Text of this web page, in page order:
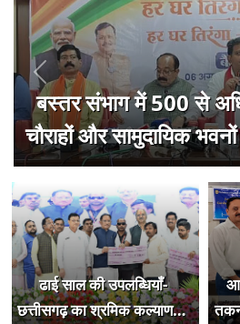
बस्तर संभाग में 500 से
चौराहों और सामुदायिक
के नाम पर किया
Previous
ढाई साल की उपलब्धियाँ-
छत्तीसगढ़ का श्रमिक कल्याण के